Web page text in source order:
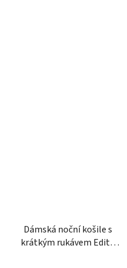
Dámská noční košile s
krátkým rukávem Edita